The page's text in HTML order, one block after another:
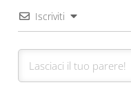
Iscriviti